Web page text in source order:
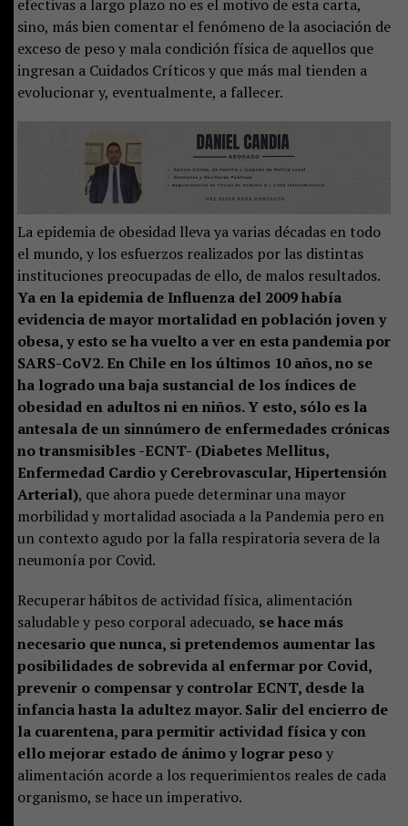
efectivas a largo plazo no es el motivo de esta carta,
sino, más bien comentar el fenómeno de la asociación de
exceso de peso y mala condición física de aquellos que
ingresan a Cuidados Críticos y que más mal tienden a
evolucionar y, eventualmente, a fallecer.
La epidemia de obesidad lleva ya varias décadas en todo
el mundo, y los esfuerzos realizados por las distintas
instituciones preocupadas de ello, de malos resultados.
Ya en la epidemia de Influenza del 2009 había
evidencia de mayor mortalidad en población joven y
obesa, y esto se ha vuelto a ver en esta pandemia por
SARS-CoV2. En Chile en los últimos 10 años, no se
ha logrado una baja sustancial de los índices de
obesidad en adultos ni en niños. Y esto, sólo es la
antesala de un sinnúmero de enfermedades crónicas
no transmisibles -ECNT- (Diabetes Mellitus,
Enfermedad Cardio y Cerebrovascular, Hipertensión
Arterial), que ahora puede determinar una mayor
morbilidad y mortalidad asociada a la Pandemia pero en
un contexto agudo por la falla respiratoria severa de la
neumonía por Covid.
Recuperar hábitos de actividad física, alimentación
saludable y peso corporal adecuado, se hace más
necesario que nunca, si pretendemos aumentar las
posibilidades de sobrevida al enfermar por Covid,
prevenir o compensar y controlar ECNT, desde la
infancia hasta la adultez mayor. Salir del encierro de
la cuarentena, para permitir actividad física y con
ello mejorar estado de ánimo y lograr pesoy
alimentación acorde a los requerimientos reales de cada
organismo, se hace un imperativo.